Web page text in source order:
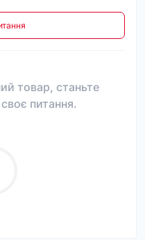
товар, станьте
питання.